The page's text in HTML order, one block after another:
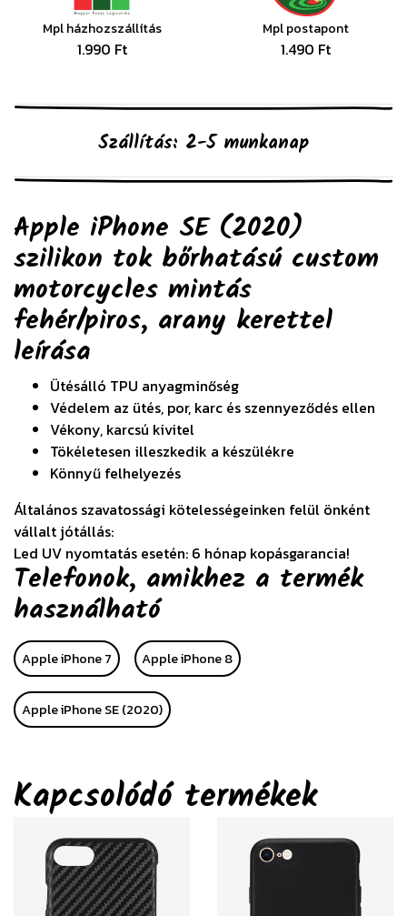
Mpl házhozszállítás
1.990 Ft
Mpl postapont
1.490 Ft
Szállítás: 2-5 munkanap
Apple iPhone SE (2020)
szilikon tok bőrhatású custom
motorcycles mintás
fehér/piros, arany kerettel
leírása
Ütésálló TPU anyagminőség
Védelem az ütés, por, karc és szennyeződés ellen
Vékony, karcsú kivitel
Tökéletesen illeszkedik a készülékre
Könnyű felhelyezés
Általános szavatossági kötelességeinken felül önként
vállalt jótállás:
Led UV nyomtatás esetén: 6 hónap kopásgarancia!
Telefonok, amikhez a termék
használható
Apple iPhone 7 Apple iPhone 8
Apple iPhone SE (2020)
Kapcsolódó termékek